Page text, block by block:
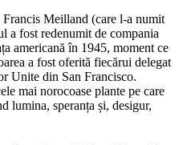
Meilland (care l-a numit
a fost redenumit de compania
americană în 1945, moment ce
a fost oferită fiecărui delegat
Unite din San Francisco.
mai norocoase plante pe care
lumina, speranța și, desigur,